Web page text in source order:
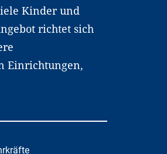
Kinder und
richtet sich
Einrichtungen,